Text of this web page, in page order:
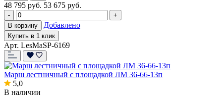
48 795 руб. 53 675 руб.
-
+
В корзину
Добавлено
Купить в 1 клик
Арт. LesMaSP-6169
Марш лестничный с площадкой ЛМ 36-66-13п
5,0
В наличии